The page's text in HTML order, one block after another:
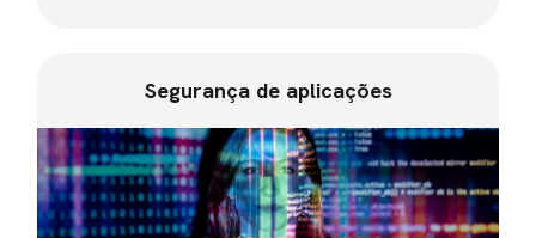
Segurança de aplicações